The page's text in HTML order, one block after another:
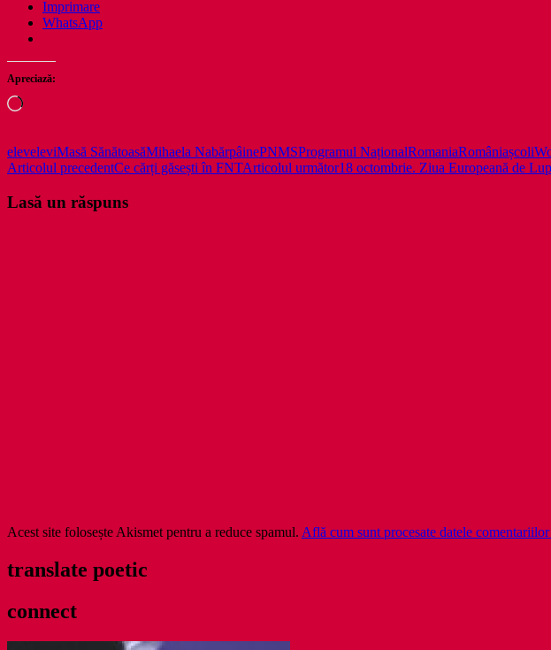
Imprimare
WhatsApp
Apreciază:
Încarc...
eleveleviMasă SănătoasăMihaela NabărpâinePNMSProgramul NaționalRomaniaRomâniașcoli
Navigare
în
Articolul precedentCe cărți găsești în FNTArticolul următor18 octombrie. Ziua Europeană de
Lasă un răspuns
Acest site folosește Akismet pentru a reduce spamul. Află cum sunt procesate datele
translate poetic
connect